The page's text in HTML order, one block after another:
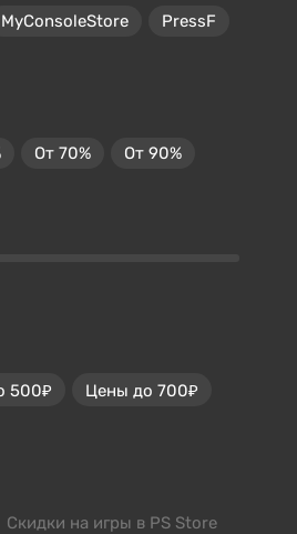
MyConsoleStore
PressF
От 70% От 90%
500₽
Цены до 700₽
Скидки на игры в PS Store